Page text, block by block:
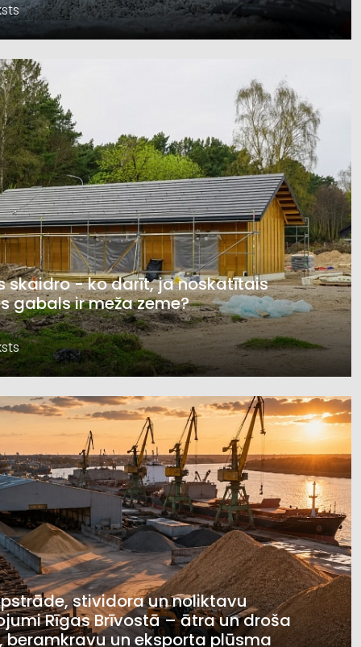
skaidro - ko darīt, ja noskatītais
gabals ir meža zeme?
stividora un noliktavu
Rīgas Brīvostā – ātra un droša
beramkravu un eksporta plūsma